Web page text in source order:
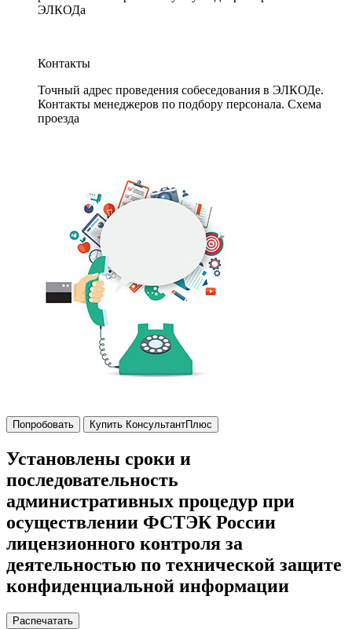
ЭЛКОДа
Контакты
Точный адрес проведения собеседования в ЭЛКОДе.
Контакты менеджеров по подбору персонала. Схема
проезда
Попробовать Купить КонсультантПлюс
Установлены сроки и
последовательность
административных процедур при
осуществлении ФСТЭК России
лицензионного контроля за
деятельностью по технической защите
конфиденциальной информации
Распечатать